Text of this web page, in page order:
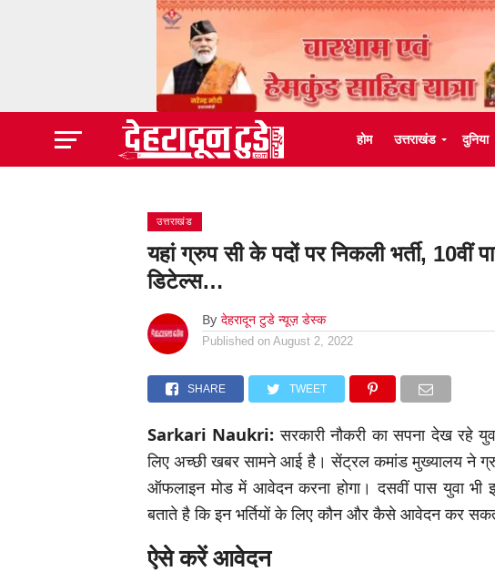
होम उत्तराखंड दुनिया
उत्तराखंड
यहां ग्रुप सी के पदों पर निकली भर्ती,
डिटेल्स…
By देहरादून टुडे न्यूज़ डेस्क
Published on August 2, 2022
SHARE TWEET
Sarkari Naukri: सरकारी नौकरी का सपना देख
लिए अच्छी खबर सामने आई है। सेंट्रल कमांड मुख्यालय ने ग्रुप
ऑफलाइन मोड में आवेदन करना होगा। दसवीं पास युवा
बताते है कि इन भर्तियों के लिए कौन और कैसे आवेदन कर
ऐसे करें आवेदन